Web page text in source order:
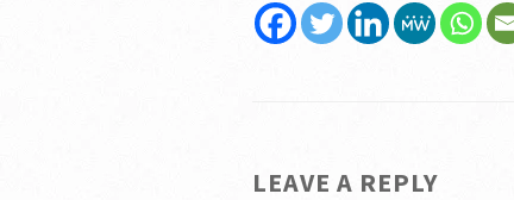
LEAVE A REPLY